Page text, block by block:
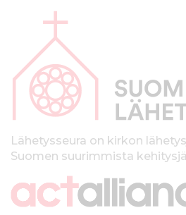
p
kLähetysseura on kirkon
Suomen suurimmista